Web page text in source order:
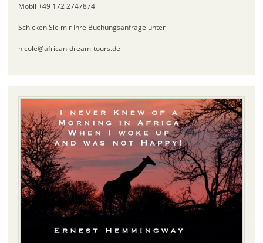
Mobil +49 172 2747874
Schicken Sie mir Ihre Buchungsanfrage unter
nicole@african-dream-tours.de